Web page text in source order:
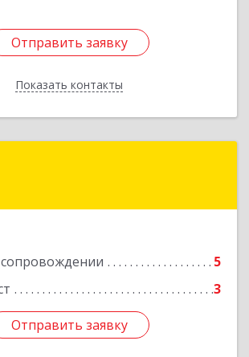
Отправить заявку
Показать контакты
Отправить заявку
Назад
5
3
Отправить заявку
Подробнее
Отправить заявку